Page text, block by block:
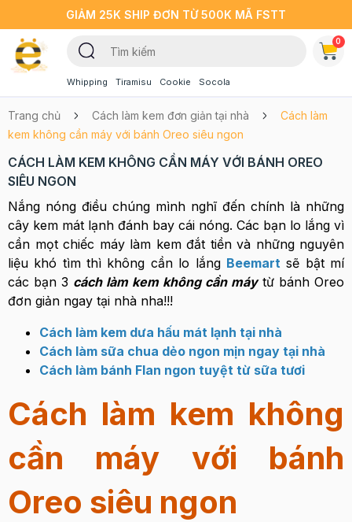
GIẢM 25K SHIP ĐƠN TỪ 500K MÃ FSTT
Whipping Tiramisu Cookie Socola
0
Trang chủ Cách làm kem đơn giản tại nhà
Cách làm
kem không cần máy với bánh Oreo siêu ngon
CÁCH LÀM KEM KHÔNG CẦN MÁY VỚI BÁNH OREO
SIÊU NGON
Nắng nóng điều chúng mình nghĩ đến chính là những
cây kem mát lạnh đánh bay cái nóng. Các bạn lo lắng vì
cần mọt chiếc máy làm kem đắt tiền và những nguyên
liệu khó tìm thì không cần lo lắng Beemartsẽ bật mí
các bạn 3 cách làm kem không cần máytừ bánh Oreo
đơn giản ngay tại nhà nha!!!
Cách làm kem dưa hấu mát lạnh tại nhà
Cách làm sữa chua dẻo ngon mịn ngay tại nhà
Cách làm bánh Flan ngon tuyệt từ sữa tươi
Cách làm kem không
cần máy với bánh
Oreo siêu ngon